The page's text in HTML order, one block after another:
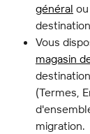
général ou
Vous
magasin
(Termes,
migration.